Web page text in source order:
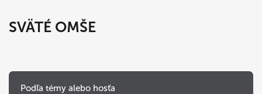
SVÄTÉ OMŠE
Podľa témy alebo hosťa